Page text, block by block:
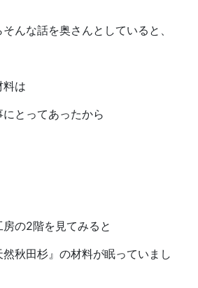
んな話を奥さんとしていると、
料は
とってあったから
の2階を見てみると
秋田杉』の材料が眠っていまし